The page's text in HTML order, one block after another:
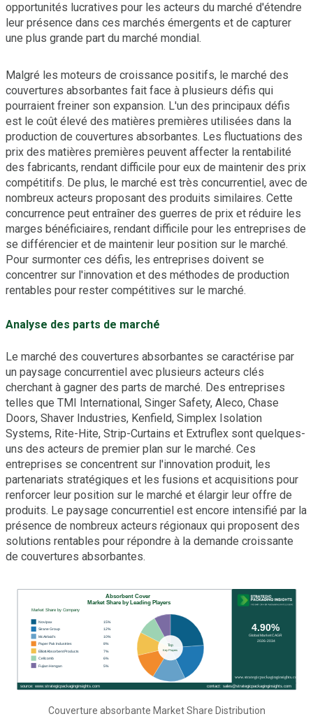
opportunités lucratives pour les acteurs du marché d'étendre
leur présence dans ces marchés émergents et de capturer
une plus grande part du marché mondial.
Malgré les moteurs de croissance positifs, le marché des
couvertures absorbantes fait face à plusieurs défis qui
pourraient freiner son expansion. L'un des principaux défis
est le coût élevé des matières premières utilisées dans la
production de couvertures absorbantes. Les fluctuations des
prix des matières premières peuvent affecter la rentabilité
des fabricants, rendant difficile pour eux de maintenir des prix
compétitifs. De plus, le marché est très concurrentiel, avec de
nombreux acteurs proposant des produits similaires. Cette
concurrence peut entraîner des guerres de prix et réduire les
marges bénéficiaires, rendant difficile pour les entreprises de
se différencier et de maintenir leur position sur le marché.
Pour surmonter ces défis, les entreprises doivent se
concentrer sur l'innovation et des méthodes de production
rentables pour rester compétitives sur le marché.
Analyse des parts de marché
Le marché des couvertures absorbantes se caractérise par
un paysage concurrentiel avec plusieurs acteurs clés
cherchant à gagner des parts de marché. Des entreprises
telles que TMI International, Singer Safety, Aleco, Chase
Doors, Shaver Industries, Kenfield, Simplex Isolation
Systems, Rite-Hite, Strip-Curtains et Extruflex sont quelques-
uns des acteurs de premier plan sur le marché. Ces
entreprises se concentrent sur l'innovation produit, les
partenariats stratégiques et les fusions et acquisitions pour
renforcer leur position sur le marché et élargir leur offre de
produits. Le paysage concurrentiel est encore intensifié par la
présence de nombreux acteurs régionaux qui proposent des
solutions rentables pour répondre à la demande croissante
de couvertures absorbantes.
Couverture absorbante Market Share Distribution